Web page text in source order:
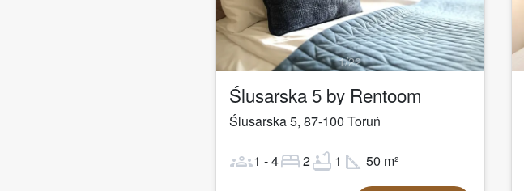
1/22
Ślusarska 5 by Rentoom
Ślusarska 5, 87-100 Toruń
groups1 -4bed2bathtub 1 square_foot 50 m²